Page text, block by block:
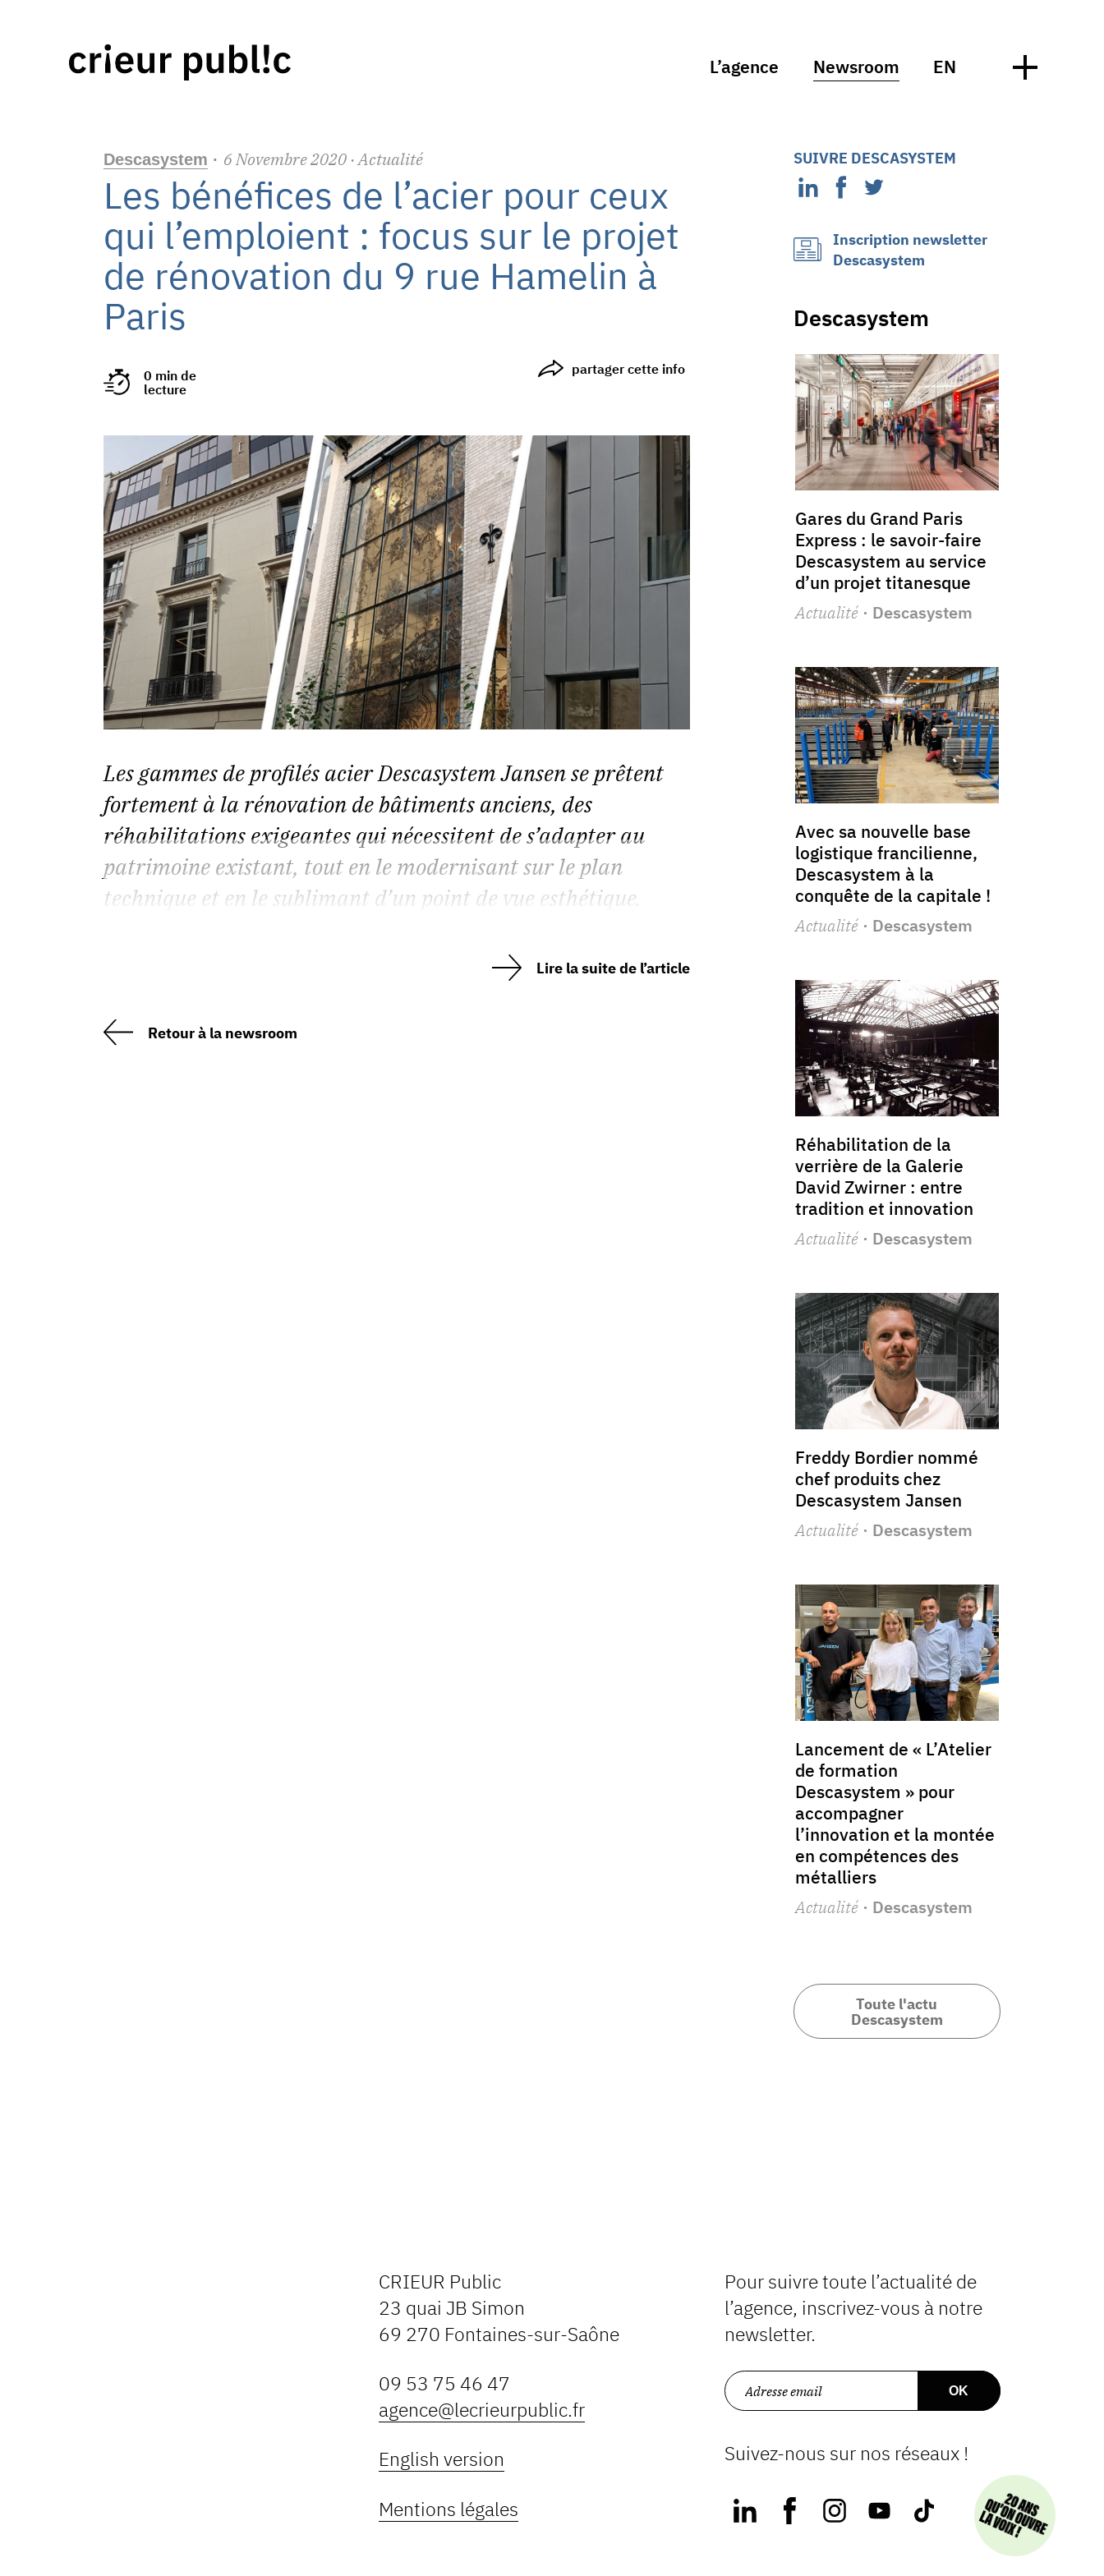
L’agence Newsroom EN
Descasystem · 6Novembre2020 · Actualité
Les bénéfices de l’acier pour ceux
qui l’emploient : focus sur le projet
de rénovation du 9 rue Hamelin à
Paris
0 min de
lecture
partager cette info
Les gammes de profilés acier Descasystem Jansen se prêtent
fortement à la rénovation de bâtiments anciens, des
réhabilitations exigeantes qui nécessitent de s’adapter au
patrimoine existant, tout en le modernisant sur le plan
technique et en le sublimant d’un point de vue esthétique.
Lire la suite de l’article
Retour à la newsroom
SUIVRE DESCASYSTEM
Inscription newsletter
Descasystem
Descasystem
Gares du Grand Paris
Express : le savoir-faire
Descasystem au service
d’un projet titanesque
Actualité· Descasystem
Avec sa nouvelle base
logistique francilienne,
Descasystem à la
conquête de la capitale !
Actualité· Descasystem
Réhabilitation de la
verrière de la Galerie
David Zwirner : entre
tradition et innovation
Actualité· Descasystem
Freddy Bordier nommé
chef produits chez
Descasystem Jansen
Actualité· Descasystem
Lancement de « L’Atelier
de formation
Descasystem » pour
accompagner
l’innovation et la montée
en compétences des
métalliers
Actualité· Descasystem
Toute l'actu
Descasystem
CRIEUR Public
23 quai JB Simon
69 270 Fontaines-sur-Saône
09 53 75 46 47
agence@lecrieurpublic.fr
English version
Mentions légales
Pour suivre toute l’actualité de
l’agence, inscrivez-vous à notre
newsletter.
Suivez-nous sur nos réseaux !